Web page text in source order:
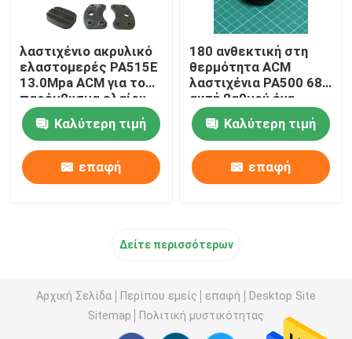
λαστιχένιο ακρυλικό
ελαστομερές PA515E
13.0Mpa ACM για το
παρέμβυσμα ελαίου
και το στόλισμα
Καλύτερη τιμή
επαφή
180 ανθεκτική στη
θερμότητα ACM
λαστιχένια PA500 68
ακτή βαθμού ένα
λάστιχο Polyacrylate
Καλύτερη τιμή
επαφή
Δείτε περισσότερων
Αρχική Σελίδα Περίπου εμείς επαφή
Desktop Site
Sitemap
Πολιτική μυστικότητας